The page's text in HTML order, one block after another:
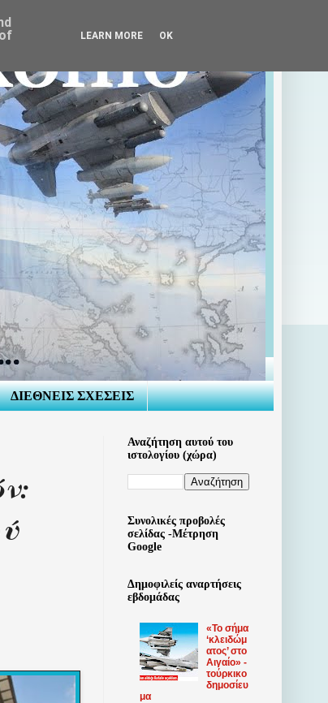
ΔΙΕΘΝΕΙΣ ΣΧΕΣΕΙΣ
Αναζήτηση αυτού του
ιστολογίου (χώρα)
Συνολικές προβολές
σελίδας -Μέτρηση
Google
Δημοφιλείς αναρτήσεις
εβδομάδας
«Το σήμα
‘κλειδώμ
ατος’ στο
Αιγαίο» -
τούρκικο
δημοσίευ
μα
LEARN MORE OK